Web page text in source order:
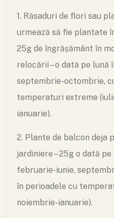
1. Răsaduri de flori sau
urmează să fie plantate
25g de îngrășământ în
relocării – o dată pe
septembrie-octombrie,
temperaturi extreme
ianuarie).
2. Plante de balcon deja
jardiniere – 25g o dată
februarie-iunie,
în perioadele cu
noiembrie-ianuarie).